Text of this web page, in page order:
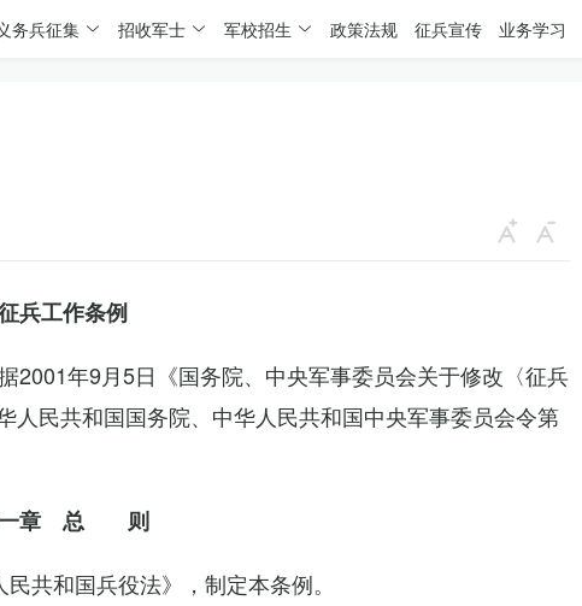
义务兵征集 招收军士 军校招生 政策法规 征兵宣传 业务学习
兵工作条例
2001年9月5日《国务院、中央军事委员会关于修改〈征兵
民共和国国务院、中华人民共和国中央军事委员会令第
一章 总 则
共和国兵役法》，制定本条例。